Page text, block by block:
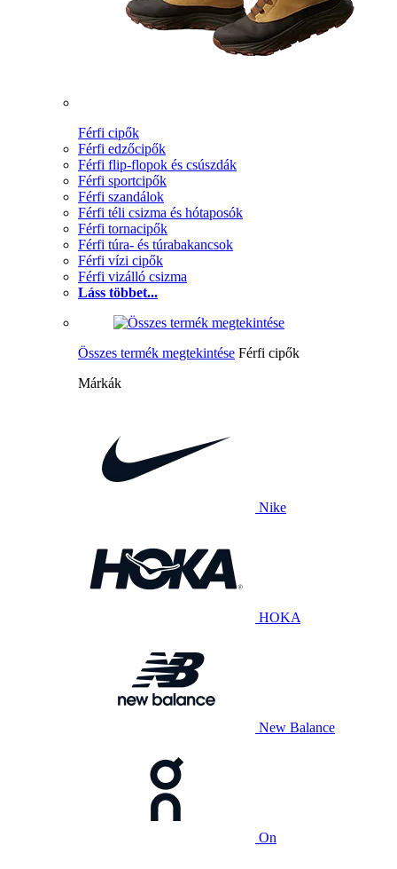
Férfi cipők
Férfi edzőcipők
Férfi flip-flopok és csúszdák
Férfi sportcipők
Férfi szandálok
Férfi téli csizma és hótaposók
Férfi tornacipők
Férfi túra- és túrabakancsok
Férfi vízi cipők
Férfi vizálló csizma
Láss többet...
Összes termék megtekintése Férfi cipők
Márkák
Nike
HOKA
New Balance
On